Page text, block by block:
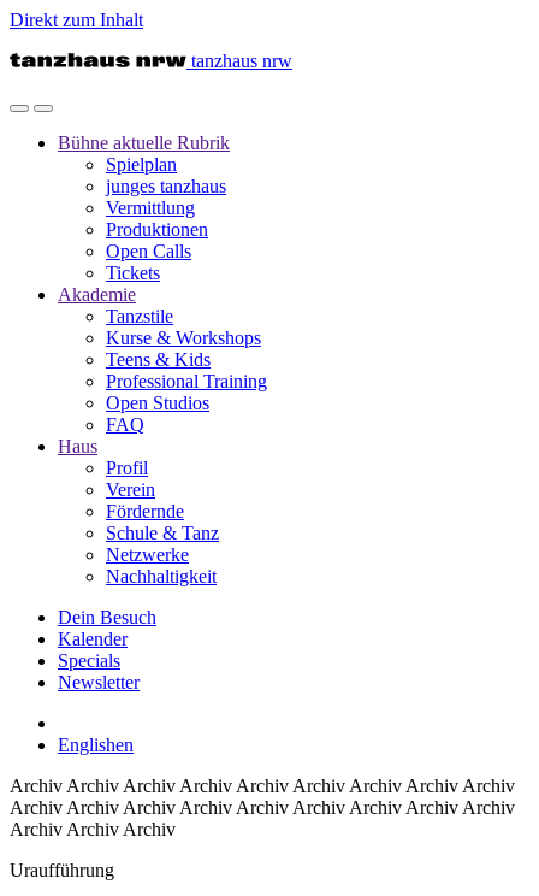
Direkt zum Inhalt
tanzhaus nrw
Bühne aktuelle Rubrik
Spielplan
junges tanzhaus
Vermittlung
Produktionen
Open Calls
Tickets
Akademie
Tanzstile
Kurse & Workshops
Teens & Kids
Professional Training
Open Studios
FAQ
Haus
Profil
Verein
Fördernde
Schule & Tanz
Netzwerke
Nachhaltigkeit
Dein Besuch
Kalender
Specials
Newsletter
Englishen
Archiv Archiv Archiv Archiv Archiv Archiv Archiv Archiv Archiv
Archiv Archiv Archiv Archiv Archiv Archiv Archiv Archiv Archiv
Archiv Archiv Archiv
Uraufführung